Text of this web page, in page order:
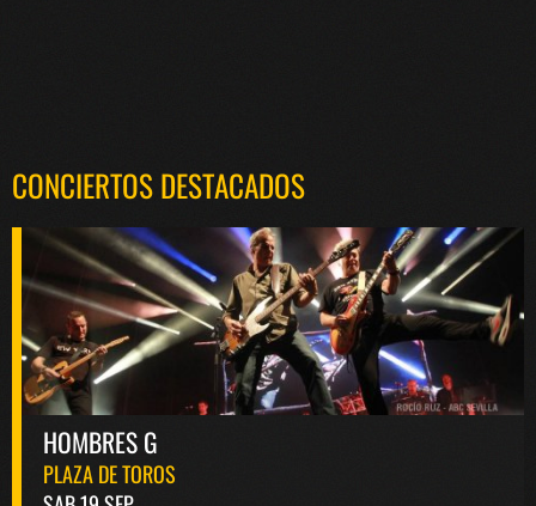
CONCIERTOS DESTACADOS
HOMBRES G
PLAZA DE TOROS